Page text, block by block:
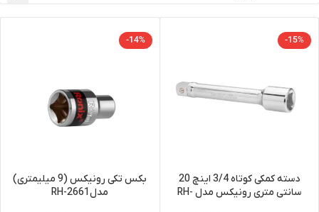
-15%
دسته کمکی کوتاه 3/4 اینچ 20
سانتی متری رونیکس مدل RH-
-14%
بکس تکی رونیکس (9 میلیمتری)
مدلRH-2661